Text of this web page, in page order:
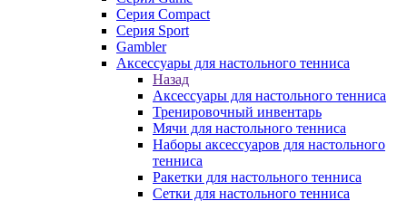
Серия Compact
Серия Sport
Gambler
Аксессуары для настольного тенниса
Назад
Аксессуары для настольного тенниса
Тренировочный инвентарь
Мячи для настольного тенниса
Наборы аксессуаров для настольного
тенниса
Ракетки для настольного тенниса
Сетки для настольного тенниса